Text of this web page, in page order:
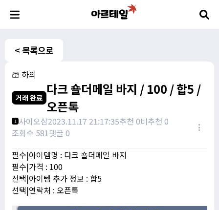
< 목록으로
🩳 하의
거래 완료
다크 숄더메일 바지 / 100 / 합5 /
오픈톡
1 사이오삼2023.11.17 21:17:35추천 0비추천 0
조회수 581댓글 0
필수|아이템명 : 다크 숄더메일 바지
필수|가격 : 100
선택|아이템 추가 정보 : 합5
선택|연락처 : 오픈톡